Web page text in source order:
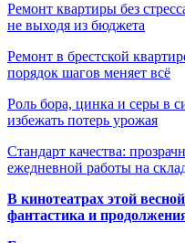
Ремонт квартиры без
не выходя из бюджета
Ремонт в брестской
порядок шагов меняет всё
Роль бора, цинка и серы в
избежать потерь урожая
Стандарт качества:
ежедневной работы на
В кинотеатрах этой
фантастика и